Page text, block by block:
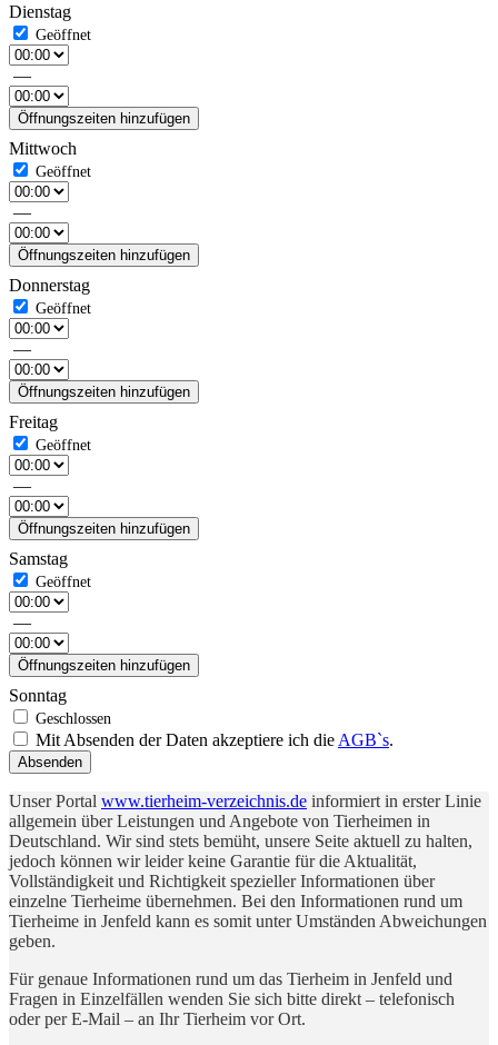
Dienstag
—
Öffnungszeiten hinzufügen
Mittwoch
—
Öffnungszeiten hinzufügen
Donnerstag
—
Öffnungszeiten hinzufügen
Freitag
—
Öffnungszeiten hinzufügen
Samstag
—
Öffnungszeiten hinzufügen
Sonntag
Mit Absenden der Daten akzeptiere ich die AGB`s.
Absenden
Unser Portal www.tierheim-verzeichnis.de informiert in erster Linie
allgemein über Leistungen und Angebote von Tierheimen in
Deutschland. Wir sind stets bemüht, unsere Seite aktuell zu halten,
jedoch können wir leider keine Garantie für die Aktualität,
Vollständigkeit und Richtigkeit spezieller Informationen über
einzelne Tierheime übernehmen. Bei den Informationen rund um
Tierheime in Jenfeld kann es somit unter Umständen Abweichungen
geben.
Für genaue Informationen rund um das Tierheim in Jenfeld und
Fragen in Einzelfällen wenden Sie sich bitte direkt – telefonisch
oder per E-Mail – an Ihr Tierheim vor Ort.